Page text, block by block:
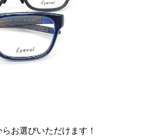
お選びいただけます！